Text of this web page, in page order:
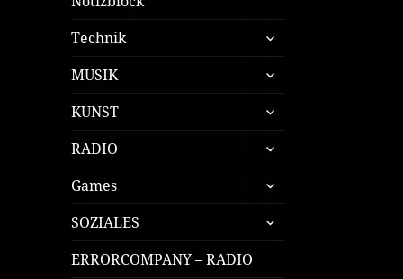
Technik
untermenü
öffnen
MUSIK
untermenü
öffnen
KUNST
untermenü
öffnen
RADIO
untermenü
öffnen
Games
untermenü
öffnen
SOZIALES
untermenü
öffnen
ERRORCOMPANY – RADIO